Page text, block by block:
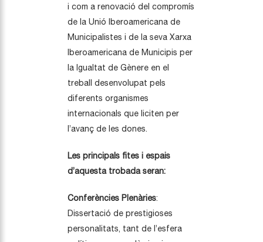
i com a renovació del compromís
de la Unió Iberoamericana de
Municipalistes i de la seva Xarxa
Iberoamericana de Municipis per
la Igualtat de Gènere en el
treball desenvolupat pels
diferents organismes
internacionals que liciten per
l’avanç de les dones.
Les principals fites i espais
d’aquesta trobada seran:
Conferències Plenàries:
Dissertació de prestigioses
personalitats, tant de l’esfera